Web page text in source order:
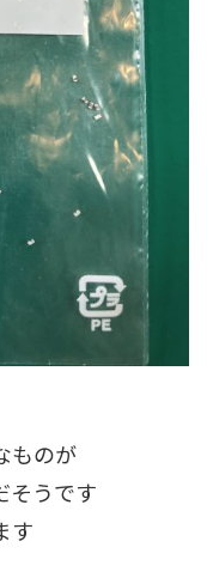
ものが
そうです
す